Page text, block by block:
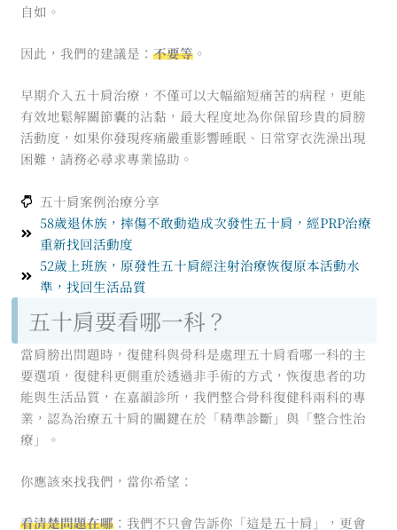
自如。
因此，我們的建議是： 不要等。
早期介入五十肩治療，不僅可以大幅縮短痛苦的病程，更能
有效地鬆解關節囊的沾黏，最大程度地為你保留珍貴的肩膀
活動度，如果你發現疼痛嚴重影響睡眠、日常穿衣洗澡出現
困難，請務必尋求專業協助。
五十肩案例治療分享
58歲退休族，摔傷不敢動造成次發性五十肩，經PRP治療
重新找回活動度
52歲上班族，原發性五十肩經注射治療恢復原本活動水
準，找回生活品質
五十肩要看哪一科？
當肩膀出問題時，復健科與骨科是處理五十肩看哪一科的主
要選項，復健科更側重於透過非手術的方式，恢復患者的功
能與生活品質，在嘉韻診所，我們整合骨科復健科兩科的專
業，認為治療五十肩的關鍵在於「精準診斷」與「整合性治
療」。
你應該來找我們，當你希望：
看清楚問題在哪：我們不只會告訴你「這是五十肩」，更會